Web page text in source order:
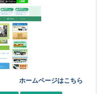
ホームページはこちら